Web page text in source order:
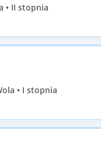
• II stopnia
• I stopnia